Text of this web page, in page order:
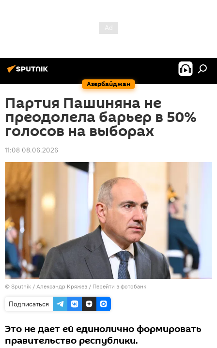
Азербайджан
Партия Пашиняна не
преодолела барьер в 50%
голосов на выборах
11:08 08.06.2026
© Sputnik / Александр Кряжев / Перейти в фотобанк
Подписаться
Это не дает ей единолично формировать
правительство республики.